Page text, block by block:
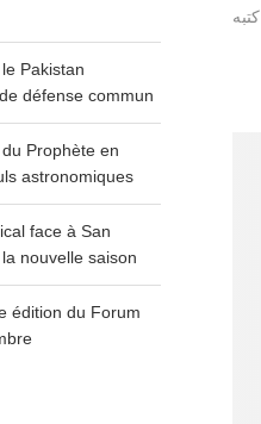
كتبه
Pakistan
défense commun
Prophète en
astronomiques
face à San
nouvelle saison
édition du Forum